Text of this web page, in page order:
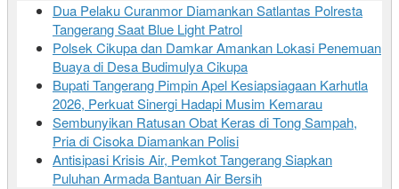
Dua Pelaku Curanmor Diamankan Satlantas Polresta
Tangerang Saat Blue Light Patrol
Polsek Cikupa dan Damkar Amankan Lokasi Penemuan
Buaya di Desa Budimulya Cikupa
Bupati Tangerang Pimpin Apel Kesiapsiagaan Karhutla
2026, Perkuat Sinergi Hadapi Musim Kemarau
Sembunyikan Ratusan Obat Keras di Tong Sampah,
Pria di Cisoka Diamankan Polisi
Antisipasi Krisis Air, Pemkot Tangerang Siapkan
Puluhan Armada Bantuan Air Bersih